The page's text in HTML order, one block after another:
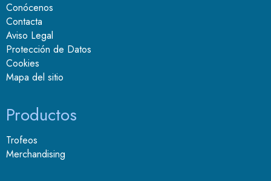
Conócenos
Contacta
Aviso Legal
Protección de Datos
Cookies
Mapa del sitio
Productos
Trofeos
Merchandising